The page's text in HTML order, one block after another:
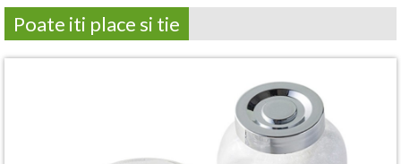
Poate iti place si tie